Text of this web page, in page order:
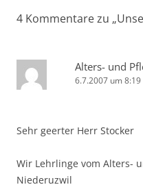
4 Kommentare zu „
Alters- und
6.7.2007 um
Sehr geerter Herr Stocker
Wir Lehrlinge vom Alters-
Niederuzwil